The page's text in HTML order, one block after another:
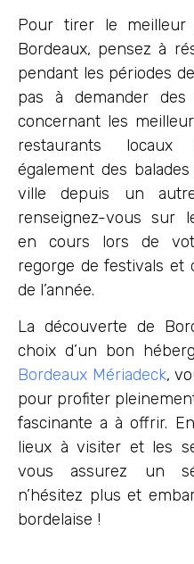
Pour tirer le
Bordeaux, pensez à
pendant les périodes
pas à demander
concernant les
restaurants
également des
ville depuis un
renseignez-vous sur
en cours lors de
regorge de festivals et
de l’année.
La découverte de
choix d’un bon
Bordeaux Mériadeck,
pour profiter
fascinante a à offrir.
lieux à visiter et les
vous assurez un
n’hésitez plus et
bordelaise !